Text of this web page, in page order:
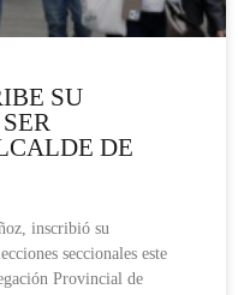
SU
DE
inscribió su
seccionales este
Provincial de